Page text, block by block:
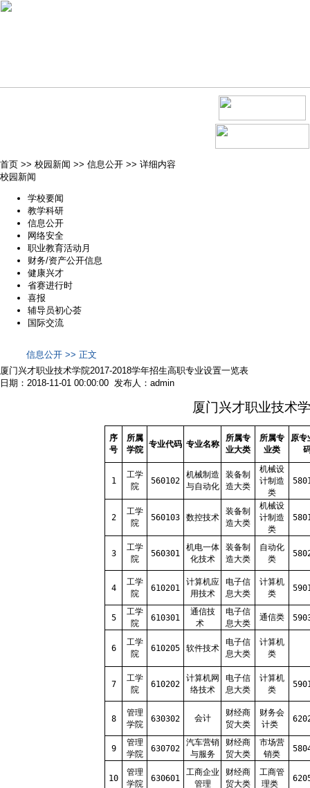
首页 >> 校园新闻 >> 信息公开 >> 详细内容
校园新闻
学校要闻
教学科研
信息公开
网络安全
职业教育活动月
财务/资产公开信息
健康兴才
省赛进行时
喜报
辅导员初心荟
国际交流
信息公开 >> 正文
厦门兴才职业技术学院2017-2018学年招生高职专业设置一览表
日期：2018-11-01 00:00:00 发布人：admin
厦门兴才职业技术
序
号
所属
学院
专业代码 专业名称
所属专
业大类
所属专
业类
原专
1
工学
院
560102
机械制造
与自动化
装备制
造大类
机械设
计制造
类
2
工学
院
560103 数控技术
装备制
造大类
机械设
计制造
类
3
工学
院
560301
机电一体
化技术
装备制
造大类
自动化
类
4
工学
院
610201
计算机应
用技术
电子信
息大类
计算机
类
5
工学
院
610301
通信技
术
电子信
息大类
通信类
6
工学
院
610205 软件技术
电子信
息大类
计算机
类
7
工学
院
610202
计算机网
络技术
电子信
息大类
计算机
类
8
管理
学院
630302 会计
财经商
贸大类
财务会
计类
9
管理
学院
630702
汽车营销
与服务
财经商
贸大类
市场营
销类
10
管理
学院
630601
工商企业
管理
财经商
贸大类
工商管
理类